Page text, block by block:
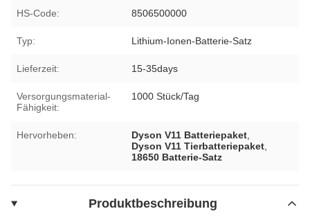
HS-Code: 8506500000
Typ: Lithium-Ionen-Batterie-Satz
Lieferzeit: 15-35days
Versorgungsmaterial-
Fähigkeit:
1000 Stück/Tag
Hervorheben: Dyson V11 Batteriepaket
Dyson V11 Tierbatteriepaket
18650 Batterie-Satz
Produktbeschreibung